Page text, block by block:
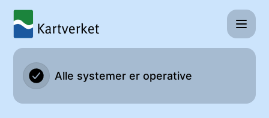
Kartverket - Driftsforstyrrelser elektronisk tinglysing –
Alle systemer er operative